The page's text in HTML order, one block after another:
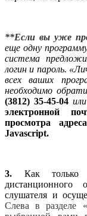
**Если вы уже
еще одну
система
логин и пароль.
всех ваших
необходимо
(3812) 35-45-04
электронной
просмотра
Javascript.
3. Как только
дистанционного
слушателя и
Слева в разделе «